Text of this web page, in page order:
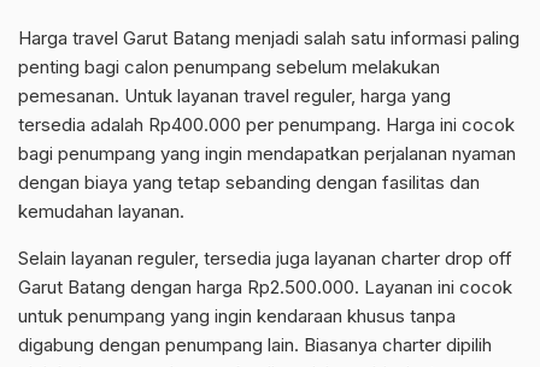
Harga travel Garut Batang menjadi salah satu informasi paling
penting bagi calon penumpang sebelum melakukan
pemesanan. Untuk layanan travel reguler, harga yang
tersedia adalah Rp400.000 per penumpang. Harga ini cocok
bagi penumpang yang ingin mendapatkan perjalanan nyaman
dengan biaya yang tetap sebanding dengan fasilitas dan
kemudahan layanan.
Selain layanan reguler, tersedia juga layanan charter drop off
Garut Batang dengan harga Rp2.500.000. Layanan ini cocok
untuk penumpang yang ingin kendaraan khusus tanpa
digabung dengan penumpang lain. Biasanya charter dipilih